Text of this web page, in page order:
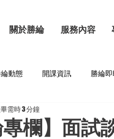
關於勝綸 服務內容
動態 開課資訊 勝綸
專欄】面
需時 3 分鐘